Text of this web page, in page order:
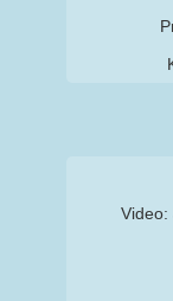
Video: